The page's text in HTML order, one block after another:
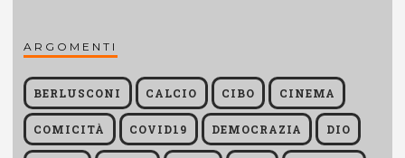
ARGOMENTI
BERLUSCONI CALCIO CIBO CINEMA
COMICITÀ COVID19 DEMOCRAZIA DIO